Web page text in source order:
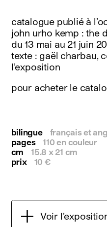
facebook
twitter
linkedin
youtube
newsletter
english
catalogue publié à
john urho kemp : the
du 13 mai au 21 juin
texte : gaël charbau,
l’exposition
pour acheter le
bilingue
français et
pages
110 en couleur
cm
15.8 x 21 cm
prix
10 €
Voir